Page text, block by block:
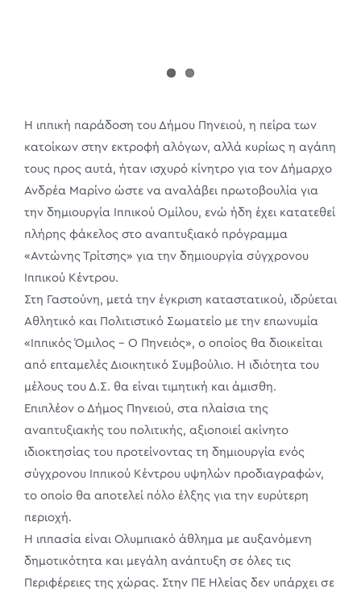
Η ιππική παράδοση του Δήμου Πηνειού, η πείρα των
κατοίκων στην εκτροφή αλόγων, αλλά κυρίως η αγάπη
τους προς αυτά, ήταν ισχυρό κίνητρο για τον Δήμαρχο
Ανδρέα Μαρίνο ώστε να αναλάβει πρωτοβουλία για
την δημιουργία Ιππικού Ομίλου, ενώ ήδη έχει κατατεθεί
πλήρης φάκελος στο αναπτυξιακό πρόγραμμα
«Αντώνης Τρίτσης» για την δημιουργία σύγχρονου
Ιππικού Κέντρου.
Στη Γαστούνη, μετά την έγκριση καταστατικού, ιδρύεται
Αθλητικό και Πολιτιστικό Σωματείο με την επωνυμία
«Ιππικός Όμιλος – Ο Πηνειός», ο οποίος θα διοικείται
από επταμελές Διοικητικό Συμβούλιο. Η ιδιότητα του
μέλους του Δ.Σ. θα είναι τιμητική και άμισθη.
Επιπλέον ο Δήμος Πηνειού, στα πλαίσια της
αναπτυξιακής του πολιτικής, αξιοποιεί ακίνητο
ιδιοκτησίας του προτείνοντας τη δημιουργία ενός
σύγχρονου Ιππικού Κέντρου υψηλών προδιαγραφών,
το οποίο θα αποτελεί πόλο έλξης για την ευρύτερη
περιοχή.
Η ιππασία είναι Ολυμπιακό άθλημα με αυξανόμενη
δημοτικότητα και μεγάλη ανάπτυξη σε όλες τις
Περιφέρειες της χώρας. Στην ΠΕ Ηλείας δεν υπάρχει σε